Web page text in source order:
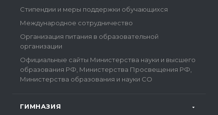
Стипендии и меры поддержки обучающихся
Международное сотрудничество
Организация питания в образовательной
организации
Официальные сайты Министерства науки и высшего
образования РФ, Министерства Просвещения РФ,
Министерства образования и науки СО
ГИМНАЗИЯ